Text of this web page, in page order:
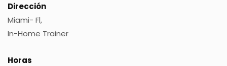
Dirección
Miami- Fl,
In-Home Trainer
Horas